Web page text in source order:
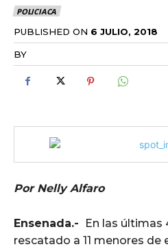
POLICIACA
PUBLISHED ON 6 JULIO, 2018
BY
Por Nelly Alfaro
Ensenada.-
En las últimas
rescatado a 11 menores